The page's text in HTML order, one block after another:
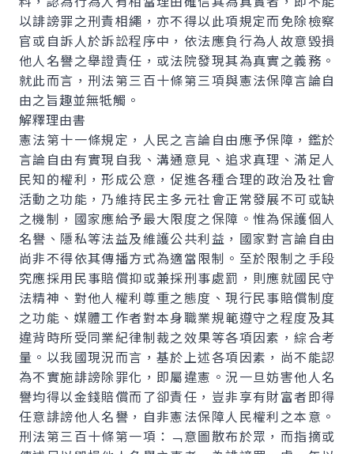
以誹謗罪之刑責相繩，亦不得以此項規定而免除檢察
官或自訴人於訴訟程序中，依法應負行為人故意毀損
他人名譽之舉證責任，或法院發現其為真實之義務。
就此而言，刑法第三百十條第三項與憲法保障言論自
由之旨趣並無牴觸。
解釋理由書
憲法第十一條規定，人民之言論自由應予保障，鑑於
言論自由有實現自我、溝通意見、追求真理、滿足人
民知的權利，形成公意，促進各種合理的政治及社會
活動之功能，乃維持民主多元社會正常發展不可或缺
之機制，國家應給予最大限度之保障。惟為保護個人
名譽、隱私等法益及維護公共利益，國家對言論自由
尚非不得依其傳播方式為適當限制。至於限制之手段
究應採用民事賠償抑或兼採刑事處罰，則應就國民守
法精神、對他人權利尊重之態度、現行民事賠償制度
之功能、媒體工作者對本身職業規範遵守之程度及其
違背時所受同業紀律制裁之效果等各項因素，綜合考
量。以我國現況而言，基於上述各項因素，尚不能認
為不實施誹謗除罪化，即屬違憲。況一旦妨害他人名
譽均得以金錢賠償而了卻責任，豈非享有財富者即得
任意誹謗他人名譽，自非憲法保障人民權利之本意。
刑法第三百十條第一項：﹁意圖散布於眾，而指摘或